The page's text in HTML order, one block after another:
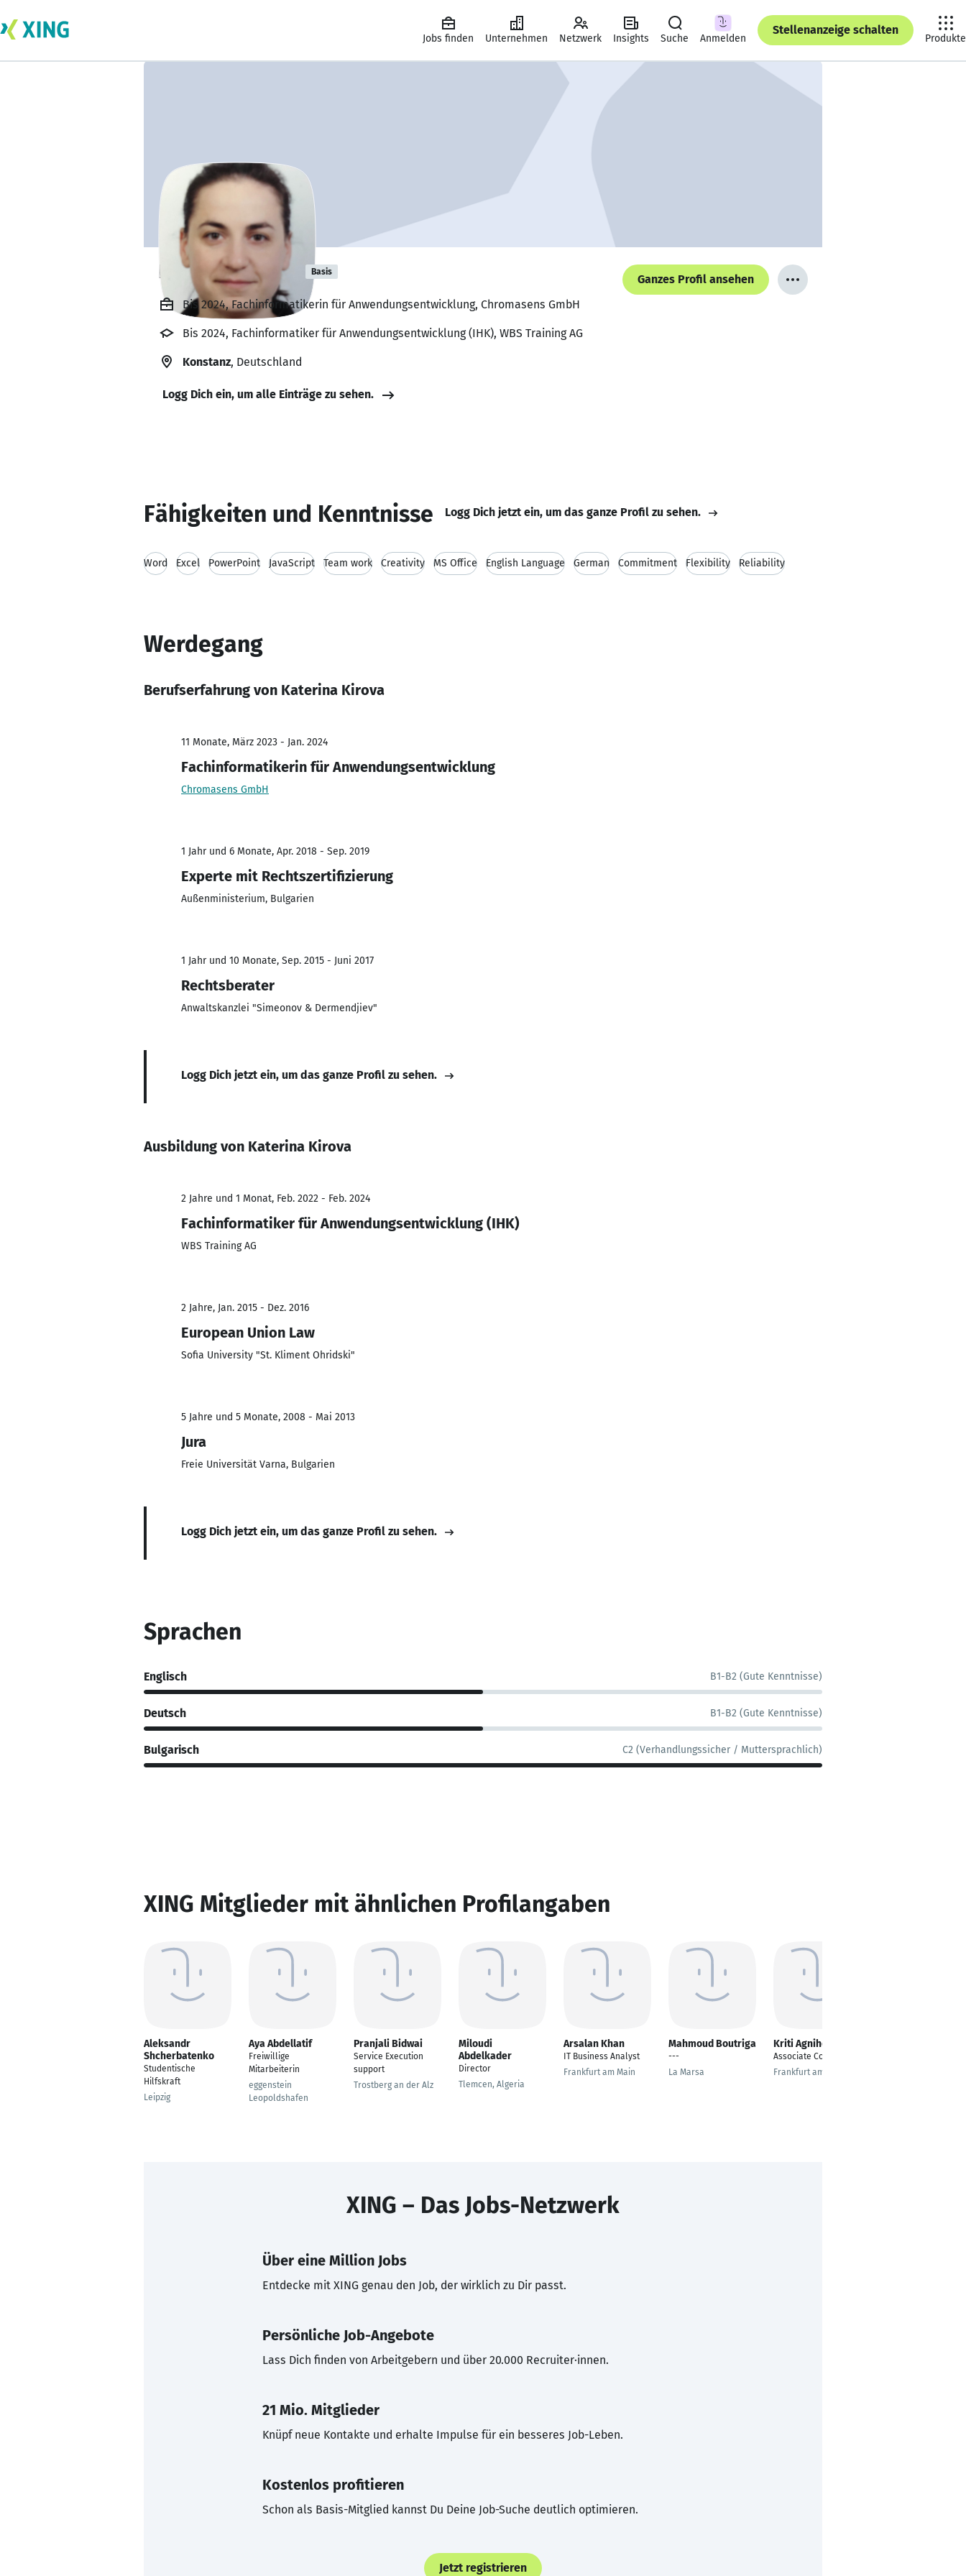
Jobs finden Unternehmen Netzwerk Insights Suche Anmelden
Stellenanzeige schalten
Produkte
Katerina Kirova Basis
Ganzes Profil ansehen
Bis 2024, Fachinformatikerin für Anwendungsentwicklung, Chromasens GmbH
Bis 2024, Fachinformatiker für Anwendungsentwicklung (IHK), WBS Training AG
Konstanz, Deutschland
Logg Dich ein, um alle Einträge zu sehen.
Fähigkeiten und Kenntnisse Logg Dich jetzt ein, um das ganze Profil zu sehen.
Word Excel PowerPoint JavaScript Team work Creativity MS Office English Language German Commitment Flexibility Reliability
Werdegang
Berufserfahrung von Katerina Kirova
11 Monate, März 2023 - Jan. 2024
Fachinformatikerin für Anwendungsentwicklung
Chromasens GmbH
1 Jahr und 6 Monate, Apr. 2018 - Sep. 2019
Experte mit Rechtszertifizierung
Außenministerium, Bulgarien
1 Jahr und 10 Monate, Sep. 2015 - Juni 2017
Rechtsberater
Anwaltskanzlei "Simeonov & Dermendjiev"
Logg Dich jetzt ein, um das ganze Profil zu sehen.
Ausbildung von Katerina Kirova
2 Jahre und 1 Monat, Feb. 2022 - Feb. 2024
Fachinformatiker für Anwendungsentwicklung (IHK)
WBS Training AG
2 Jahre, Jan. 2015 - Dez. 2016
European Union Law
Sofia University "St. Kliment Ohridski"
5 Jahre und 5 Monate, 2008 - Mai 2013
Jura
Freie Universität Varna, Bulgarien
Logg Dich jetzt ein, um das ganze Profil zu sehen.
Sprachen
Englisch B1-B2 (Gute Kenntnisse)
Deutsch B1-B2 (Gute Kenntnisse)
Bulgarisch C2 (Verhandlungssicher / Muttersprachlich)
XING Mitglieder mit ähnlichen Profilangaben
Aleksandr
Shcherbatenko
Studentische
Hilfskraft
Leipzig
Aya Abdellatif
Freiwillige
Mitarbeiterin
eggenstein
Leopoldshafen
Pranjali Bidwai
Service Execution
support
Trostberg an der Alz
Miloudi
Abdelkader
Director
Tlemcen, Algeria
Arsalan Khan
IT Business Analyst
Frankfurt am Main
Mahmoud Boutriga
---
La Marsa
Kriti Agnihotri
Associate Consultant
Frankfurt am Main
XING – Das Jobs-Netzwerk
Über eine Million Jobs
Entdecke mit XING genau den Job, der wirklich zu Dir passt.
Persönliche Job-Angebote
Lass Dich finden von Arbeitgebern und über 20.000 Recruiter·innen.
21 Mio. Mitglieder
Knüpf neue Kontakte und erhalte Impulse für ein besseres Job-Leben.
Kostenlos profitieren
Schon als Basis-Mitglied kannst Du Deine Job-Suche deutlich optimieren.
Jetzt registrieren